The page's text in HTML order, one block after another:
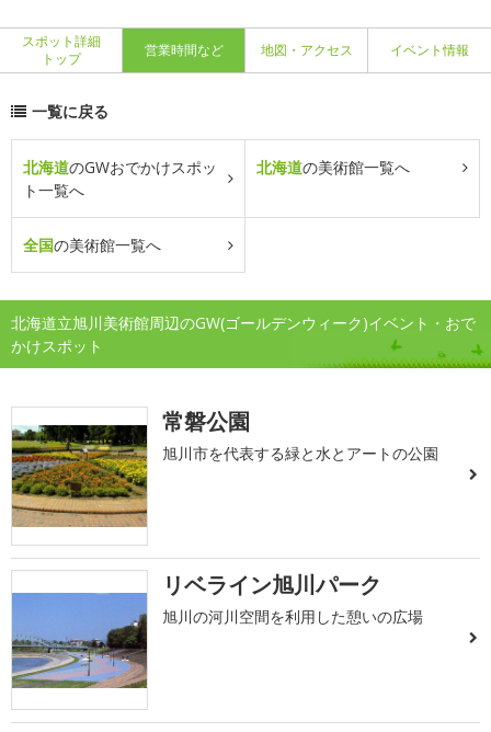
スポット詳細
トップ
営業時間など 地図・アクセス イベント情報
一覧に戻る
北海道のGWおでかけスポッ
ト一覧へ
北海道の美術館一覧へ
全国の美術館一覧へ
北海道立旭川美術館周辺のGW(ゴールデンウィーク)イベント・おで
かけスポット
常磐公園
旭川市を代表する緑と水とアートの公園
リベライン旭川パーク
旭川の河川空間を利用した憩いの広場